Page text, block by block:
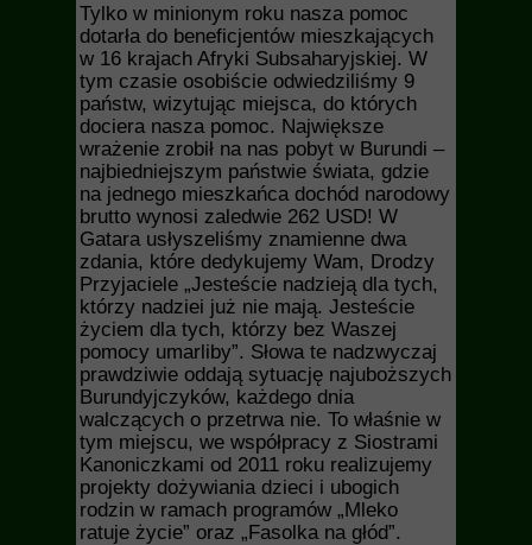
Tylko w minionym roku nasza pomoc
dotarła do beneficjentów mieszkających
w 16 krajach Afryki Subsaharyjskiej. W
tym czasie osobiście odwiedziliśmy 9
państw, wizytując miejsca, do których
dociera nasza pomoc. Największe
wrażenie zrobił na nas pobyt w Burundi –
najbiedniejszym państwie świata, gdzie
na jednego mieszkańca dochód narodowy
brutto wynosi zaledwie 262 USD! W
Gatara usłyszeliśmy znamienne dwa
zdania, które dedykujemy Wam, Drodzy
Przyjaciele „Jesteście nadzieją dla tych,
którzy nadziei już nie mają. Jesteście
życiem dla tych, którzy bez Waszej
pomocy umarliby”. Słowa te nadzwyczaj
prawdziwie oddają sytuację najuboższych
Burundyjczyków, każdego dnia
walczących o przetrwa nie. To właśnie w
tym miejscu, we współpracy z Siostrami
Kanoniczkami od 2011 roku realizujemy
projekty dożywiania dzieci i ubogich
rodzin w ramach programów „Mleko
ratuje życie” oraz „Fasolka na głód”.